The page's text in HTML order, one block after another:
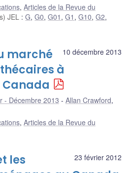
, Articles de la Revue du
JEL :G,G0,G01 ,G1 ,G10,G2,
10 décembre 2013
marché
à
Canada
- Décembre 2013 Allan Crawford,
, Articles de la Revue du
23 février 2012
les